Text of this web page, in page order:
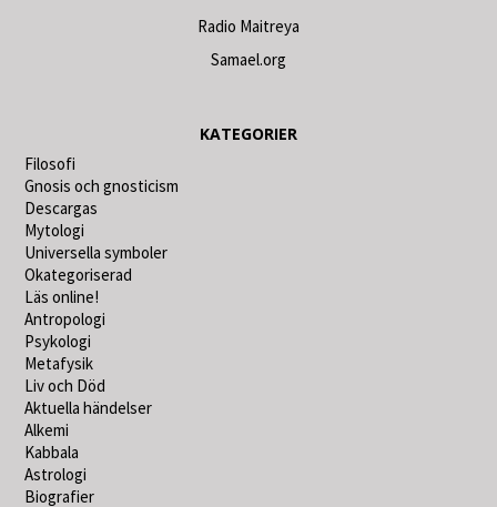
Radio Maitreya
Samael.org
KATEGORIER
Filosofi
Gnosis och gnosticism
Descargas
Mytologi
Universella symboler
Okategoriserad
Läs online!
Antropologi
Psykologi
Metafysik
Liv och Död
Aktuella händelser
Alkemi
Kabbala
Astrologi
Biografier